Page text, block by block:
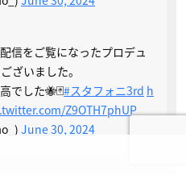
信をご覧になったプロデュ
ざいました。
でした🐝🃏#スタフォニ3rd h
Z9OTH7phUP
June 30, 2024